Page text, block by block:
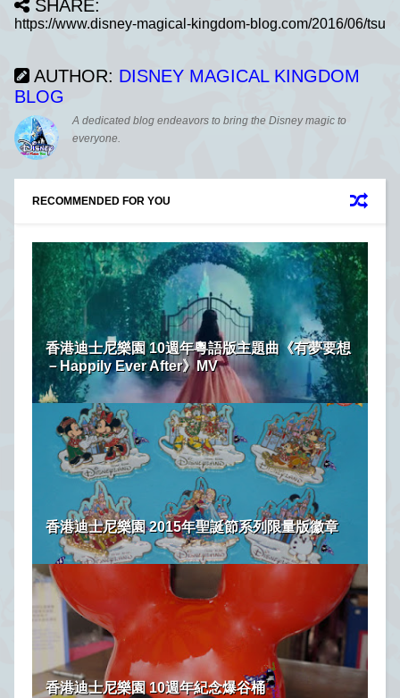
SHARE:
AUTHOR: DISNEY MAGICAL KINGDOM
BLOG
A dedicated blog endeavors to bring the Disney magic to
everyone.
RECOMMENDED FOR YOU
香港迪士尼樂園 10週年粵語版主題曲《有夢要想
－Happily Ever After》MV
香港迪士尼樂園 2015年聖誕節系列限量版徽章
香港迪士尼樂園 10週年紀念爆谷桶